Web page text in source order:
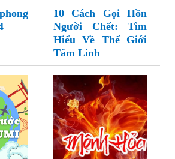
10 Cách Gọi Hồn
Người Chết: Tìm
Hiểu Về Thế Giới
Tâm Linh